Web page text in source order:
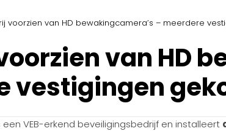
voorzien van HD bewakingcamera’s – meerdere
van HD
vestigingen
een VEB-erkend beveiligingsbedrijf en installeert